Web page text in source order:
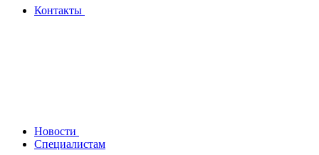
Контакты
Новости
Специалистам